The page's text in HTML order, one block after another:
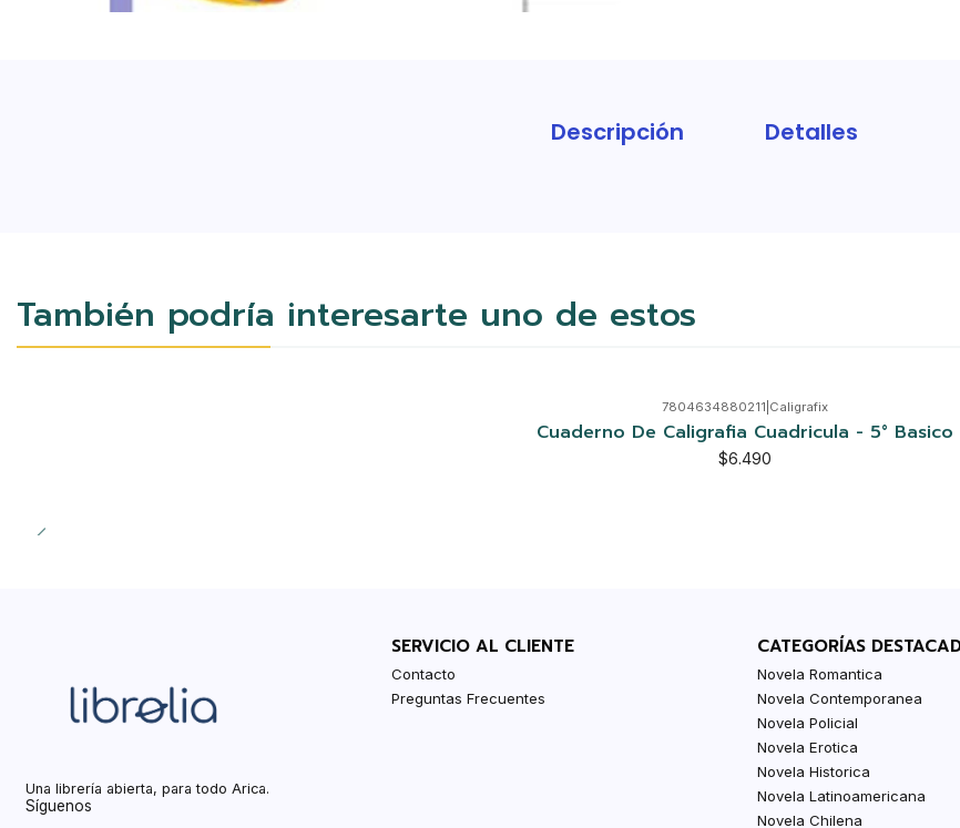
Descripción Detalles
También podría interesarte uno de estos
7804634880211 Caligrafix
Cuaderno De Caligrafia Cuadricula - 5° Basico
$6.490
Una librería abierta, para todo Arica.
Síguenos
SERVICIO AL CLIENTE
Contacto
Preguntas Frecuentes
CATEGORÍAS
Novela Romantica
Novela Contemporanea
Novela Policial
Novela Erotica
Novela Historica
Novela Latinoamericana
Novela Chilena